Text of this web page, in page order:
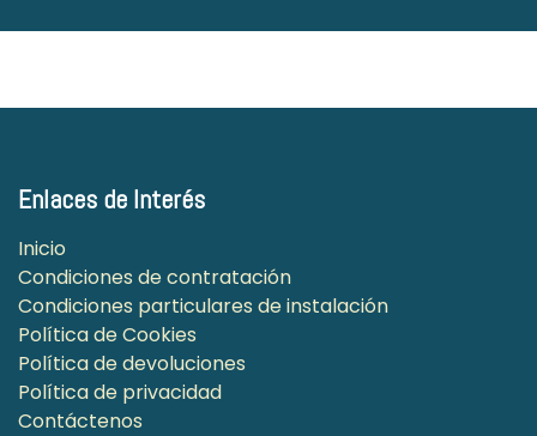
Enlaces de Interés
Inicio
Condiciones de contratación
Condiciones particulares de instalación
Política de Cookies
Política de devoluciones
Política de privacidad
Contáctenos